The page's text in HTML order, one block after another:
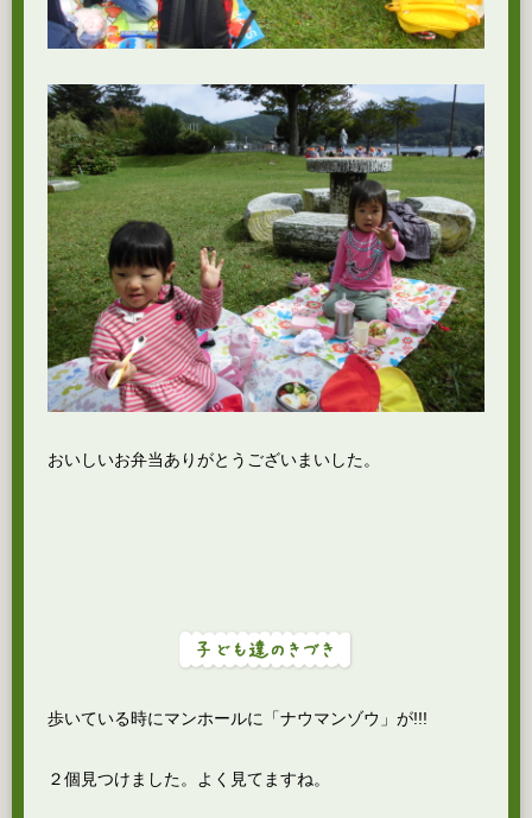
おいしいお弁当ありがとうございまいした。
歩いている時にマンホールに「ナウマンゾウ」が!!!
２個見つけました。よく見てますね。